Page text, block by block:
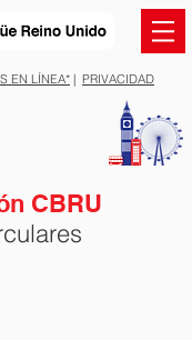
EN LÍNEA* | PRIVACIDAD
CBRU